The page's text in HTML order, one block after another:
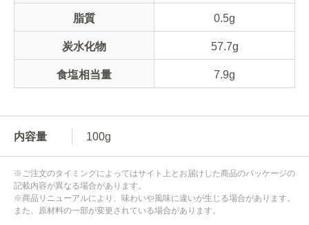
脂質 0.5g
炭水化物 57.7g
食塩相当量 7.9g
内容量 100g
※ご注文のタイミングによってはサイト上とお届けした商品のパッケージの
記載内容が異なる場合があります。
※商品リニューアルにより、味わいや風味に違いが生じる場合があります。
また、原材料の一部が変更されている場合があります。